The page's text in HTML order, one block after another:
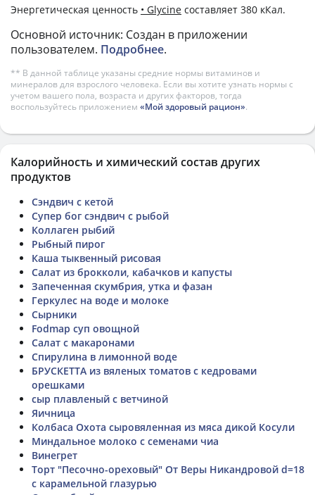
Энергетическая ценность • Glycine составляет 380 кКал.
Основной источник: Создан в приложении
пользователем. Подробнее.
** В данной таблице указаны средние нормы витаминов и
минералов для взрослого человека. Если вы хотите узнать нормы с
учетом вашего пола, возраста и других факторов, тогда
воспользуйтесь приложением «Мой здоровый рацион».
Калорийность и химический состав других
продуктов
Сэндвич с кетой
Супер бог сэндвич с рыбой
Коллаген рыбий
Рыбный пирог
Каша тыквенный рисовая
Салат из брокколи, кабачков и капусты
Запеченная скумбрия, утка и фазан
Геркулес на воде и молоке
Сырники
Fodmap суп овощной
Салат с макаронами
Спирулина в лимонной воде
БРУСКЕТТА из вяленых томатов с кедровами
орешками
сыр плавленый с ветчиной
Яичница
Колбаса Охота сыровяленная из мяса дикой Косули
Миндальное молоко с семенами чиа
Винегрет
Торт "Песочно-ореховый" От Веры Никандровой d=18
с карамельной глазурью